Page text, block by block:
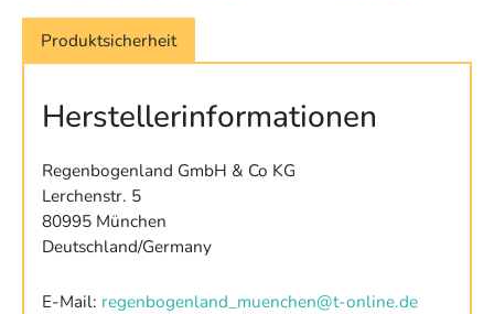
Produktsicherheit
Herstellerinformationen
Regenbogenland GmbH & Co KG
Lerchenstr. 5
80995 München
Deutschland/Germany
E-Mail: regenbogenland_muenchen@t-online.de